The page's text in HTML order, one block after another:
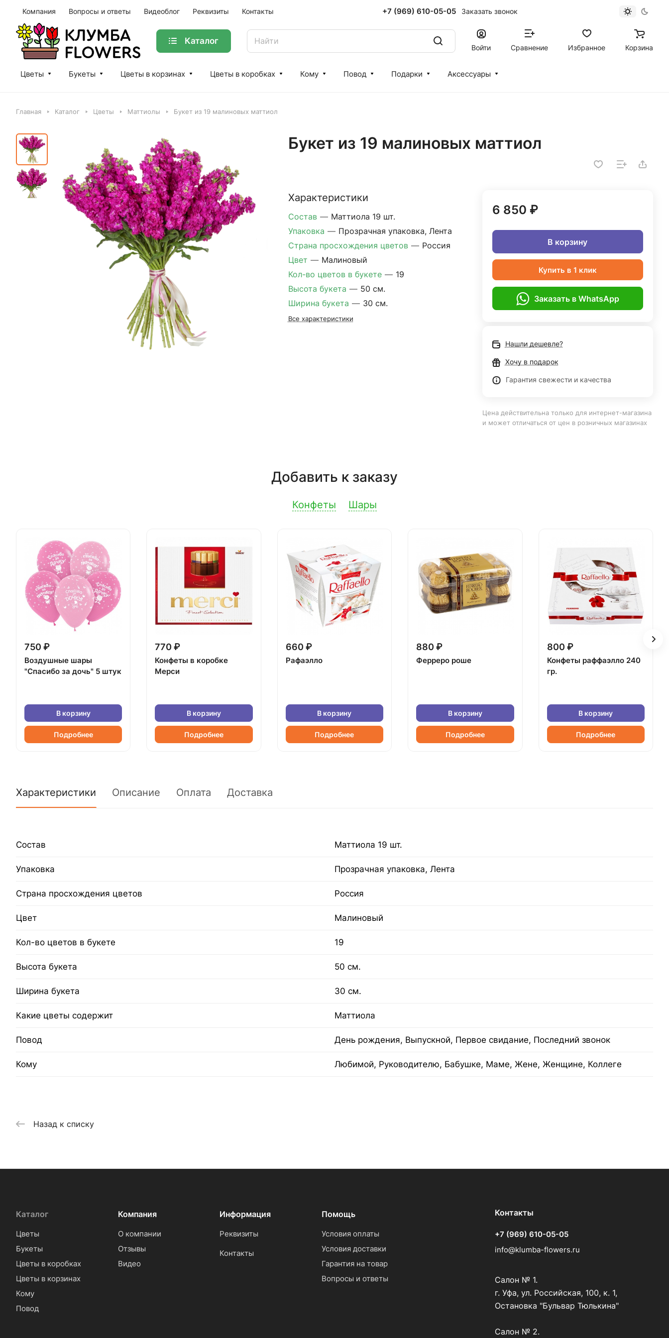
Компания Вопросы и ответы Видеоблог Реквизиты Контакты +7 (969) 610-05-05 Заказать звонок
Каталог
Войти Сравнение Избранное Корзина
Цветы Букеты Цветы в корзинах Цветы в коробках Кому Повод Подарки Аксессуары
Главная Каталог Цветы Маттиолы Букет из 19 малиновых маттиол
Букет из 19 малиновых маттиол
Характеристики
Состав — Маттиола 19 шт.
Упаковка — Прозрачная упаковка, Лента
Страна просхождения цветов — Россия
Цвет — Малиновый
Кол-во цветов в букете — 19
Высота букета — 50 см.
Ширина букета — 30 см.
Все характеристики
6 850 ₽
В корзину
Купить в 1 клик
Заказать в WhatsApp
Нашли дешевле?
Хочу в подарок
Гарантия свежести и качества
Цена действительна только для интернет-магазина
и может отличаться от цен в розничных магазинах
Добавить к заказу
Конфеты Шары
750 ₽
Воздушные шары
"Спасибо за дочь" 5 штук
В корзину
Подробнее
770 ₽
Конфеты в коробке
Мерси
В корзину
Подробнее
660 ₽
Рафаэлло
В корзину
Подробнее
880 ₽
Ферреро роше
В корзину
Подробнее
800 ₽
Конфеты раффаэлло 240
гр.
В корзину
Подробнее
Характеристики Описание Оплата Доставка
Состав Маттиола 19 шт.
Упаковка Прозрачная упаковка, Лента
Страна просхождения цветов Россия
Цвет Малиновый
Кол-во цветов в букете 19
Высота букета 50 см.
Ширина букета 30 см.
Какие цветы содержит Маттиола
Повод День рождения, Выпускной, Первое свидание, Последний звонок
Кому Любимой, Руководителю, Бабушке, Маме, Жене, Женщине, Коллеге
Назад к списку
Каталог
Цветы
Букеты
Цветы в коробках
Цветы в корзинах
Кому
Повод
Компания
О компании
Отзывы
Видео
Информация
Реквизиты
Контакты
Помощь
Условия оплаты
Условия доставки
Гарантия на товар
Вопросы и ответы
Контакты
+7 (969) 610-05-05
info@klumba-flowers.ru
Салон № 1.
г. Уфа, ул. Российская, 100, к. 1,
Остановка "Бульвар Тюлькина"
Салон № 2.